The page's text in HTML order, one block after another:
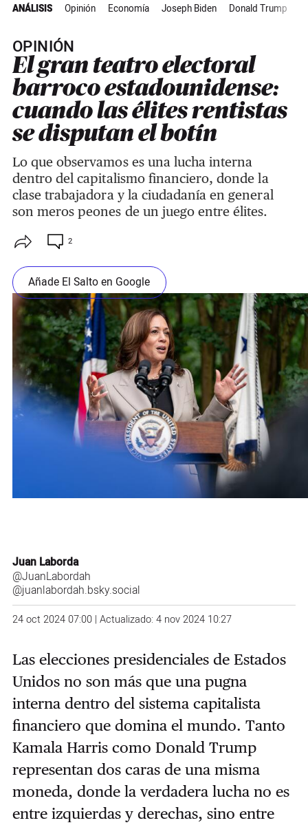
ANÁLISIS Opinión Economía Joseph Biden Donald Trump
OPINIÓN
El gran teatro electoral
barroco estadounidense:
cuando las élites rentistas
se disputan el botín
Lo que observamos es una lucha interna
dentro del capitalismo financiero, donde la
clase trabajadora y la ciudadanía en general
son meros peones de un juego entre élites.
2
Añade El Salto en Google
Juan Laborda
@JuanLabordah
@juanlabordah.bsky.social
24 oct 2024 07:00 | Actualizado: 4 nov 2024 10:27
Las elecciones presidenciales de Estados
Unidos no son más que una pugna
interna dentro del sistema capitalista
financiero que domina el mundo. Tanto
Kamala Harris como Donald Trump
representan dos caras de una misma
moneda, donde la verdadera lucha no es
entre izquierdas y derechas, sino entre